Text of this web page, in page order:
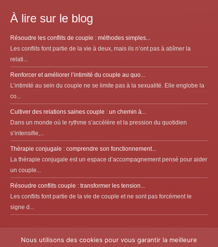
À lire sur le blog
Résoudre les conflits de couple : méthodes simples...
Les conflits font partie de la vie à deux, mais ils n’ont pas à abîmer la
relati...
Renforcer et améliorer l’intimité du couple au quo...
L’intimité au sein du couple ne se limite pas à la sexualité. Elle englobe la
co...
Cultiver des relations saines couple : un chemin à...
Dans un monde où le rythme s’accélère et la pression du quotidien
s’intensifie,...
Thérapie conjugale : comprendre son fonctionnement...
La thérapie conjugale est un espace d’accompagnement pensé pour aider
un couple...
Résoudre conflits couple : transformer les tension...
Les conflits font partie de la vie de couple et ne sont pas forcément le
signe d...
Nous utilisons des cookies pour vous garantir la meilleure